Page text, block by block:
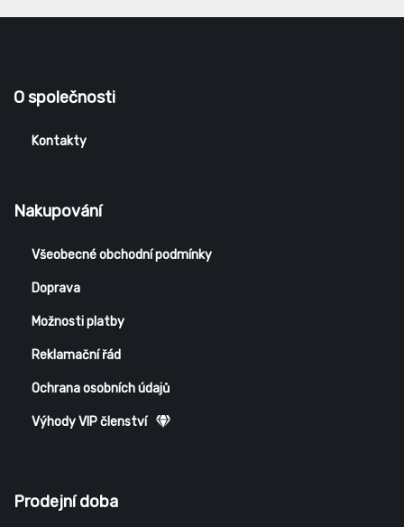
O společnosti
Kontakty
Nakupování
Všeobecné obchodní podmínky
Doprava
Možnosti platby
Reklamační řád
Ochrana osobních údajů
Výhody VIP členství
Prodejní doba